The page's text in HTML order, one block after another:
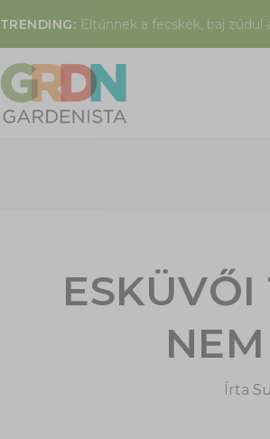
TRENDING: Eltűnnek a fecskék, baj zúdul
ESKÜVŐI
NEM
Írta